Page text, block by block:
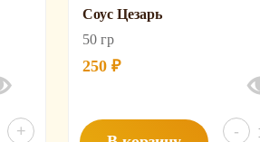
+
Соус Цезарь
50 гр
250 ₽
-